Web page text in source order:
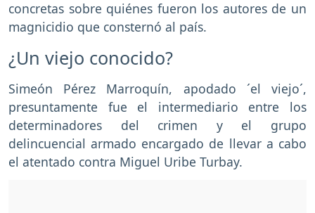
concretas sobre quiénes fueron los autores de un
magnicidio que consternó al país.
¿Un viejo conocido?
Simeón Pérez Marroquín, apodado ´el viejo´,
presuntamente fue el intermediario entre los
determinadores del crimen y el grupo
delincuencial armado encargado de llevar a cabo
el atentado contra Miguel Uribe Turbay.